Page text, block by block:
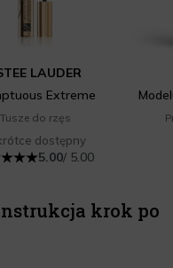
LAUDER
Extreme
Tusze do rzęs
dostępny
5.00/ 5.00
krok po